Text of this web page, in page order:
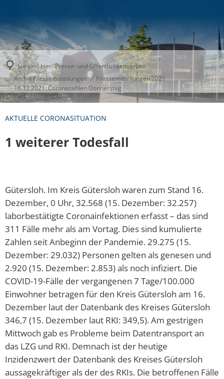
Sie sind hier: Presse- und Öffentlichkeitsarbeit
Archiv Pressemitteilungen
Pressemitteilungen 2021
16.12.2021: Coronazahlen Donnerstag
AKTUELLE CORONASITUATION
1 weiterer Todesfall
Gütersloh. Im Kreis Gütersloh waren zum Stand 16.
Dezember, 0 Uhr, 32.568 (15. Dezember: 32.257)
laborbestätigte Coronainfektionen erfasst – das sind
311 Fälle mehr als am Vortag. Dies sind kumulierte
Zahlen seit Anbeginn der Pandemie. 29.275 (15.
Dezember: 29.032) Personen gelten als genesen und
2.920 (15. Dezember: 2.853) als noch infiziert. Die
COVID-19-Fälle der vergangenen 7 Tage/100.000
Einwohner betragen für den Kreis Gütersloh am 16.
Dezember laut der Datenbank des Kreises Gütersloh
346,7 (15. Dezember laut RKI: 349,5). Am gestrigen
Mittwoch gab es Probleme beim Datentransport an
das LZG und RKI. Demnach ist der heutige
Inzidenzwert der Datenbank des Kreises Gütersloh
aussagekräftiger als der des RKIs. Die betroffenen Fälle